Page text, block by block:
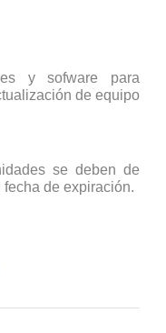
y sofware para
de equipo
se deben de
de expiración.